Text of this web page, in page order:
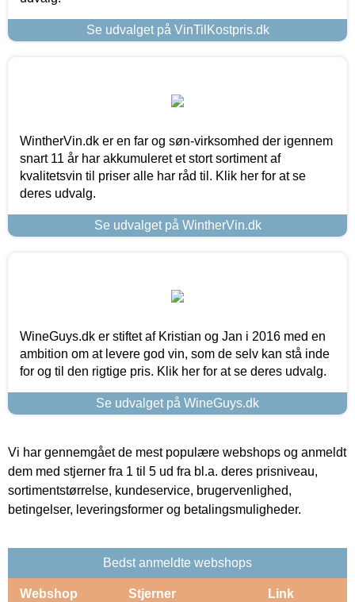
Se udvalget på VinTilKostpris.dk
WintherVin.dk er en far og søn-virksomhed der igennem
snart 11 år har akkumuleret et stort sortiment af
kvalitetsvin til priser alle har råd til. Klik her for at se
deres udvalg.
Se udvalget på WintherVin.dk
WineGuys.dk er stiftet af Kristian og Jan i 2016 med en
ambition om at levere god vin, som de selv kan stå inde
for og til den rigtige pris. Klik her for at se deres udvalg.
Se udvalget på WineGuys.dk
Vi har gennemgået de mest populære webshops og anmeldt
dem med stjerner fra 1 til 5 ud fra bl.a. deres prisniveau,
sortimentstørrelse, kundeservice, brugervenlighed,
betingelser, leveringsformer og betalingsmuligheder.
Bedst anmeldte webshops
Webshop Stjerner Link